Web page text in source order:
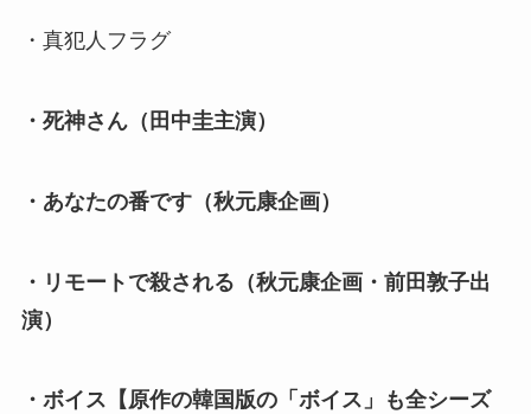
・真犯人フラグ
・死神さん（田中圭主演）
・あなたの番です（秋元康企画）
・リモートで殺される（秋元康企画・前田敦子出
演）
・ボイス【原作の韓国版の「ボイス」も全シーズ